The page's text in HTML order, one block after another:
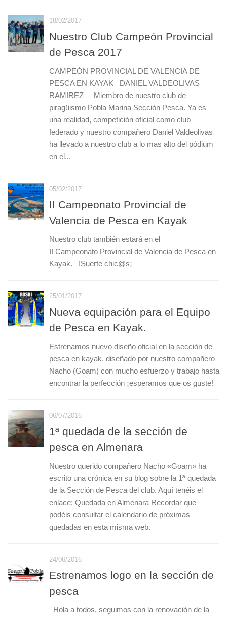
18/02/2017
Nuestro Club Campeón Provincial
de Pesca 2017
CAMPEÓN PROVINCIAL DE VALENCIA DE
PESCA EN KAYAK DANIEL VALDEOLIVAS
RAMIREZ Miembro de nuestro club de
piragüismo Pobla Marina Sección Pesca. Ya es
una realidad, competición oficial como club
federado y nuestro compañero Daniel Valdeolivas
ha llevado a nuestro club a lo mas alto del pódium
en el...
05/02/2017
II Campeonato Provincial de
Valencia de Pesca en Kayak
Nuestro club también estará en el
II Campeonato Provincial de Valencia de Pesca en
Kayak. !Suerte chic@s¡
25/01/2017
Nueva equipación para el Equipo
de Pesca en Kayak.
Estrenamos nuevo diseño oficial en la sección de
pesca en kayak, diseñado por nuestro compañero
Nacho (Goam) con mucho esfuerzo y trabajo hasta
encontrar la perfección ¡esperamos que os guste!
06/07/2016
1ª quedada de la sección de
pesca en Almenara
Nuestro querido compañero Nacho «Goam» ha
escrito una crónica en su blog sobre la 1ª quedada
de la Sección de Pesca del club. Aquí tenéis el
enlace: Quedada en Almenara Recordar que
podéis consultar el calendario de próximas
quedadas en esta misma web.
24/06/2016
Estrenamos logo en la sección de
pesca
Hola a todos, seguimos con la renovación de la